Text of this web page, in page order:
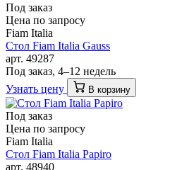
Под заказ
Цена по запросу
Fiam Italia
Стол Fiam Italia Gauss
арт. 49287
Под заказ, 4–12 недель
Узнать цену
В корзину
Под заказ
Цена по запросу
Fiam Italia
Стол Fiam Italia Papiro
арт. 48940